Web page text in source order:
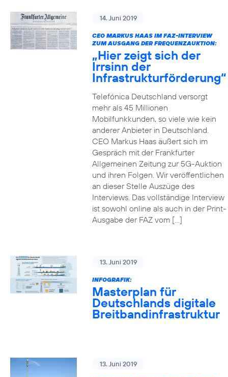
14. Juni 2019
CEO MARKUS HAAS IM FAZ-INTERVIEW
ZUM AUSGANG DER FREQUENZAUKTION:
„Hier zeigt sich der
Irrsinn der
Infrastrukturförderung“
Telefónica Deutschland versorgt
mehr als 45 Millionen
Mobilfunkkunden, so viele wie kein
anderer Anbieter in Deutschland.
CEO Markus Haas äußert sich im
Gespräch mit der Frankfurter
Allgemeinen Zeitung zur 5G-Auktion
und ihren Folgen. Wir veröffentlichen
an dieser Stelle Auszüge des
Interviews. Das vollständige Interview
ist sowohl online als auch in der Print-
Ausgabe der FAZ vom […]
13. Juni 2019
INFOGRAFIK:
Masterplan für
Deutschlands digitale
Breitbandinfrastruktur
13. Juni 2019